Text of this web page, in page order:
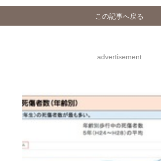
この記事へ戻る
advertisement